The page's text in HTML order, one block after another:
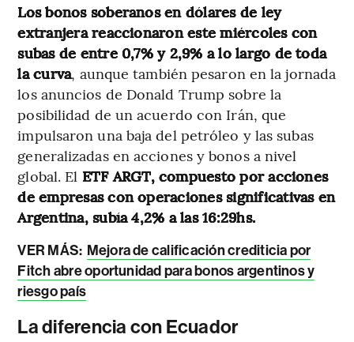
Los bonos soberanos en dólares de ley
extranjera reaccionaron este miércoles con
subas de entre 0,7% y 2,9% a lo largo de toda
la curva, aunque también pesaron en la jornada
los anuncios de Donald Trump sobre la
posibilidad de un acuerdo con Irán, que
impulsaron una baja del petróleo y las subas
generalizadas en acciones y bonos a nivel
global. El ETF ARGT, compuesto por acciones
de empresas con operaciones significativas en
Argentina, subía 4,2% a las 16:29hs.
VER MÁS: Mejora de calificación crediticia por
Fitch abre oportunidad para bonos argentinos y
riesgo país
La diferencia con Ecuador